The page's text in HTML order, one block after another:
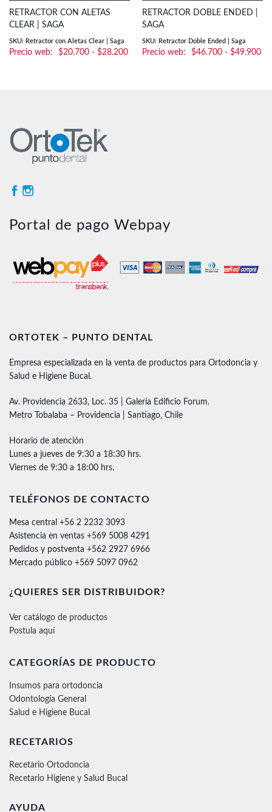
RETRACTOR CON ALETAS
CLEAR | SAGA
SKU: Retractor con Aletas Clear | Saga
$20.700 - $28.200Rango
RETRACTOR DOBLE ENDED |
SAGA
SKU: Retractor Doble Ended | Saga
$46.700 - $49.900
Portal de pago Webpay
ORTOTEK – PUNTO DENTAL
Empresa especializada en la venta de productos para Ortodoncia y
Salud e Higiene Bucal.
Av. Providencia 2633, Loc. 35 | Galería Edificio Forum.
Metro Tobalaba – Providencia | Santiago, Chile
Horario de atención
Lunes a jueves de 9:30 a 18:30 hrs.
Viernes de 9:30 a 18:00 hrs.
TELÉFONOS DE CONTACTO
Mesa central +56 2 2232 3093
Asistencia en ventas +569 5008 4291
Pedidos y postventa +562 2927 6966
Mercado público +569 5097 0962
¿QUIERES SER DISTRIBUIDOR?
Ver catálogo de productos
Postula aquí
CATEGORÍAS DE PRODUCTO
Insumos para ortodoncia
Odontología General
Salud e Higiene Bucal
RECETARIOS
Recetario Ortodoncia
Recetario Higiene y Salud Bucal
AYUDA